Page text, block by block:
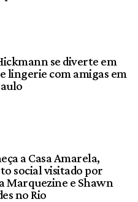
se diverte em
lingerie com amigas em
a Casa Amarela,
social visitado por
Marquezine e Shawn
no Rio